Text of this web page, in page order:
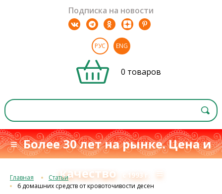
Подписка на новости
РУС ENG
0 товаров
≡ Более 30 лет на рынке. Цена и
качество
с 1993 г. ≡
Главная
Статьи
6 домашних средств от кровоточивости десен